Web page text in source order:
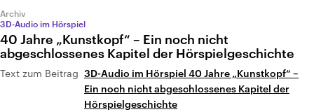
Archiv
3D-Audio im Hörspiel
40 Jahre „Kunstkopf“ – Ein noch nicht
abgeschlossenes Kapitel der Hörspielgeschichte
Text zum Beitrag 3D-Audio im Hörspiel 40 Jahre „Kunstkopf“ –
Ein noch nicht abgeschlossenes Kapitel der
Hörspielgeschichte